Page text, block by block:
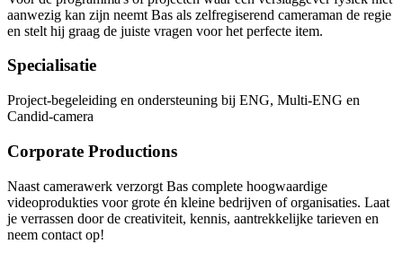
aanwezig kan zijn neemt Bas als zelfregiserend cameraman de regie
en stelt hij graag de juiste vragen voor het perfecte item.
Specialisatie
Project-begeleiding en ondersteuning bij ENG, Multi-ENG en
Candid-camera
Corporate Productions
Naast camerawerk verzorgt Bas complete hoogwaardige
videoprodukties voor grote én kleine bedrijven of organisaties. Laat
je verrassen door de creativiteit, kennis, aantrekkelijke tarieven en
neem contact op!